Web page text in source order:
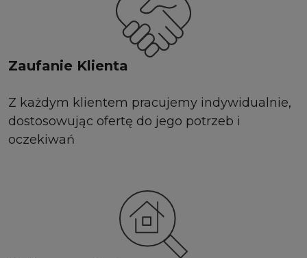
Zaufanie Klienta
Z każdym klientem pracujemy indywidualnie,
dostosowując ofertę do jego potrzeb i
oczekiwań